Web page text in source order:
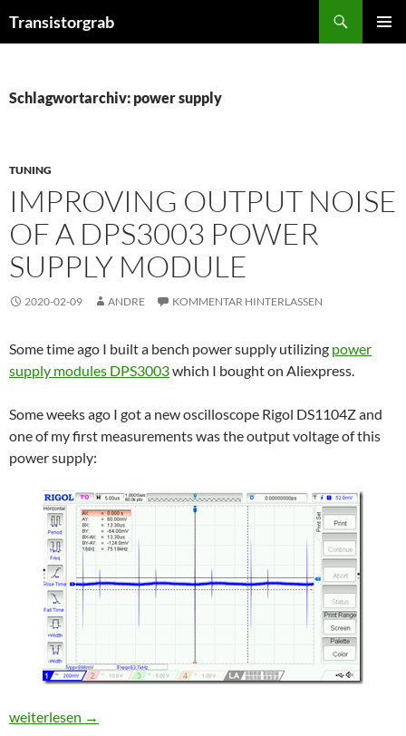
Inhalt
Transistorgrab
Schlagwortarchiv: power supply
TUNING
IMPROVING OUTPUT NOISE
OF A DPS3003 POWER
SUPPLY MODULE
2020-02-09 ANDRE KOMMENTAR HINTERLASSEN
Some time ago I built a bench power supply utilizing power
supply modules DPS3003which I bought on Aliexpress.
Some weeks ago I got a new oscilloscope Rigol DS1104Z and
one of my first measurements was the output voltage of this
power supply:
Improving output noise of a DPS3003 power supply module
weiterlesen →